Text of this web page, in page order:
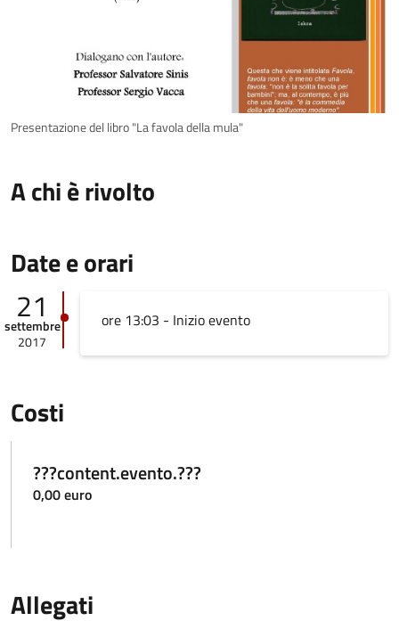
Presentazione del libro "La favola della mula"
A chi è rivolto
Date e orari
21
settembre
2017
ore 13:03 - Inizio evento
Costi
???content.evento.???
0,00 euro
Allegati